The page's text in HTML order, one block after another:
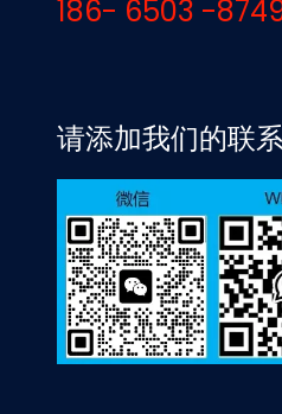
186- 6503 -
请添加我们的联